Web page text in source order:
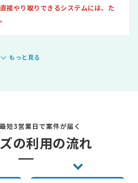
接やり取りできるシステムには、た
もっと見る
短3営業日で案件が届く
の利用の流れ